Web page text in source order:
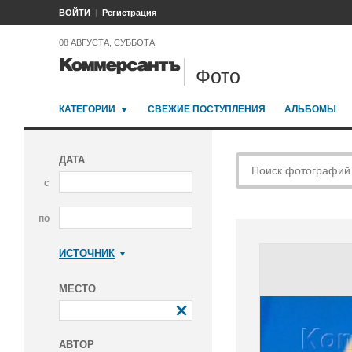
ВОЙТИ Регистрация
08 АВГУСТА, СУББОТА
Фото
КАТЕГОРИИ СВЕЖИЕ ПОСТУПЛЕНИЯ АЛЬБОМЫ
ДАТА
с
по
ИСТОЧНИК
МЕСТО
АВТОР